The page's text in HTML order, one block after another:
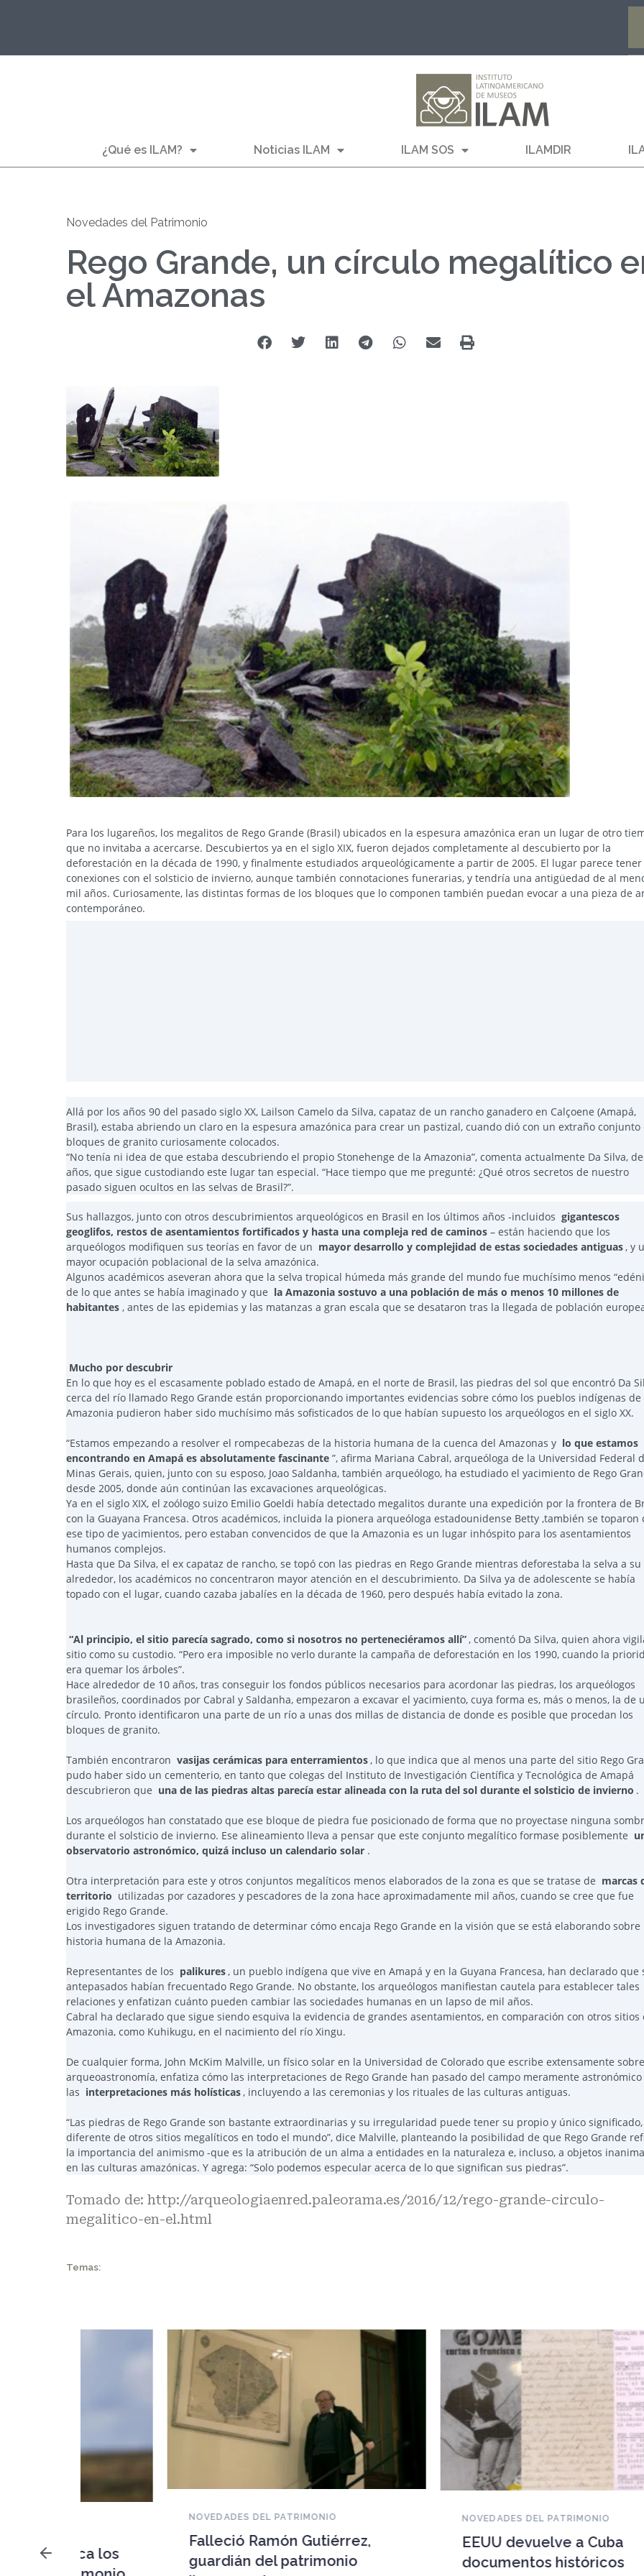
¿Qué es ILAM? Noticias ILAM ILAM SOS ILAMDIR
Novedades del Patrimonio
Rego Grande, un círculo megalítico
el Amazonas
Para los lugareños, los megalitos de Rego Grande (Brasil) ubicados en la espesura amazónica eran un lugar de otro
que no invitaba a acercarse. Descubiertos ya en el siglo XIX, fueron dejados completamente al descubierto por la
deforestación en la década de 1990, y finalmente estudiados arqueológicamente a partir de 2005. El lugar parece tener
conexiones con el solsticio de invierno, aunque también connotaciones funerarias, y tendría una antigüedad de al
mil años. Curiosamente, las distintas formas de los bloques que lo componen también puedan evocar a una pieza de
contemporáneo.
Allá por los años 90 del pasado siglo XX, Lailson Camelo da Silva, capataz de un rancho ganadero en Calçoene (Amapá,
Brasil), estaba abriendo un claro en la espesura amazónica para crear un pastizal, cuando dió con un extraño conjunto
bloques de granito curiosamente colocados.
“No tenía ni idea de que estaba descubriendo el propio Stonehenge de la Amazonia”, comenta actualmente Da Silva,
años, que sigue custodiando este lugar tan especial. “Hace tiempo que me pregunté: ¿Qué otros secretos de nuestro
pasado siguen ocultos en las selvas de Brasil?”.
Sus hallazgos, junto con otros descubrimientos arqueológicos en Brasil en los últimos años -incluidos gigantescos
geoglifos, restos de asentamientos fortificados y hasta una compleja red de caminos – están haciendo que los
arqueólogos modifiquen sus teorías en favor de un mayor desarrollo y complejidad de estas sociedades antiguas , y
mayor ocupación poblacional de la selva amazónica.
Algunos académicos aseveran ahora que la selva tropical húmeda más grande del mundo fue muchísimo menos
de lo que antes se había imaginado y que la Amazonia sostuvo a una población de más o menos 10 millones de
habitantes , antes de las epidemias y las matanzas a gran escala que se desataron tras la llegada de población
Mucho por descubrir
En lo que hoy es el escasamente poblado estado de Amapá, en el norte de Brasil, las piedras del sol que encontró Da
cerca del río llamado Rego Grande están proporcionando importantes evidencias sobre cómo los pueblos indígenas de
Amazonia pudieron haber sido muchísimo más sofisticados de lo que habían supuesto los arqueólogos en el siglo XX.
“Estamos empezando a resolver el rompecabezas de la historia humana de la cuenca del Amazonas y lo que estamos
encontrando en Amapá es absolutamente fascinante ”, afirma Mariana Cabral, arqueóloga de la Universidad Federal
Minas Gerais, quien, junto con su esposo, Joao Saldanha, también arqueólogo, ha estudiado el yacimiento de Rego
desde 2005, donde aún continúan las excavaciones arqueológicas.
Ya en el siglo XIX, el zoólogo suizo Emilio Goeldi había detectado megalitos durante una expedición por la frontera de
con la Guayana Francesa. Otros académicos, incluida la pionera arqueóloga estadounidense Betty ,también se toparon
ese tipo de yacimientos, pero estaban convencidos de que la Amazonia es un lugar inhóspito para los asentamientos
humanos complejos.
Hasta que Da Silva, el ex capataz de rancho, se topó con las piedras en Rego Grande mientras deforestaba la selva a su
alrededor, los académicos no concentraron mayor atención en el descubrimiento. Da Silva ya de adolescente se había
topado con el lugar, cuando cazaba jabalíes en la década de 1960, pero después había evitado la zona.
“Al principio, el sitio parecía sagrado, como si nosotros no perteneciéramos allí” , comentó Da Silva, quien ahora
sitio como su custodio. “Pero era imposible no verlo durante la campaña de deforestación en los 1990, cuando la
era quemar los árboles”.
Hace alrededor de 10 años, tras conseguir los fondos públicos necesarios para acordonar las piedras, los arqueólogos
brasileños, coordinados por Cabral y Saldanha, empezaron a excavar el yacimiento, cuya forma es, más o menos, la de
círculo. Pronto identificaron una parte de un río a unas dos millas de distancia de donde es posible que procedan los
bloques de granito.
También encontraron vasijas cerámicas para enterramientos , lo que indica que al menos una parte del sitio Rego
pudo haber sido un cementerio, en tanto que colegas del Instituto de Investigación Científica y Tecnológica de Amapá
descubrieron que una de las piedras altas parecía estar alineada con la ruta del sol durante el solsticio de invierno .
Los arqueólogos han constatado que ese bloque de piedra fue posicionado de forma que no proyectase ninguna
durante el solsticio de invierno. Ese alineamiento lleva a pensar que este conjunto megalítico formase posiblemente
observatorio astronómico, quizá incluso un calendario solar .
Otra interpretación para este y otros conjuntos megalíticos menos elaborados de la zona es que se tratase de marcas
territorio utilizadas por cazadores y pescadores de la zona hace aproximadamente mil años, cuando se cree que fue
erigido Rego Grande.
Los investigadores siguen tratando de determinar cómo encaja Rego Grande en la visión que se está elaborando sobre
historia humana de la Amazonia.
Representantes de los palikures , un pueblo indígena que vive en Amapá y en la Guyana Francesa, han declarado que
antepasados habían frecuentado Rego Grande. No obstante, los arqueólogos manifiestan cautela para establecer tales
relaciones y enfatizan cuánto pueden cambiar las sociedades humanas en un lapso de mil años.
Cabral ha declarado que sigue siendo esquiva la evidencia de grandes asentamientos, en comparación con otros sitios
Amazonia, como Kuhikugu, en el nacimiento del río Xingu.
De cualquier forma, John McKim Malville, un físico solar en la Universidad de Colorado que escribe extensamente sobre
arqueoastronomía, enfatiza cómo las interpretaciones de Rego Grande han pasado del campo meramente astronómico
las interpretaciones más holísticas , incluyendo a las ceremonias y los rituales de las culturas antiguas.
“Las piedras de Rego Grande son bastante extraordinarias y su irregularidad puede tener su propio y único significado,
diferente de otros sitios megalíticos en todo el mundo”, dice Malville, planteando la posibilidad de que Rego Grande
la importancia del animismo -que es la atribución de un alma a entidades en la naturaleza e, incluso, a objetos
en las culturas amazónicas. Y agrega: “Solo podemos especular acerca de lo que significan sus piedras”.
Tomado de: http://arqueologiaenred.paleorama.es/2016/12/rego-grande-circulo-
megalitico-en-el.html
Temas:
NOVEDADES DEL PATRIMONIO
Falleció Ramón Gutiérrez,
guardián del patrimonio
NOVEDADES DEL PATRIMONIO
EEUU devuelve a Cuba
documentos históricos